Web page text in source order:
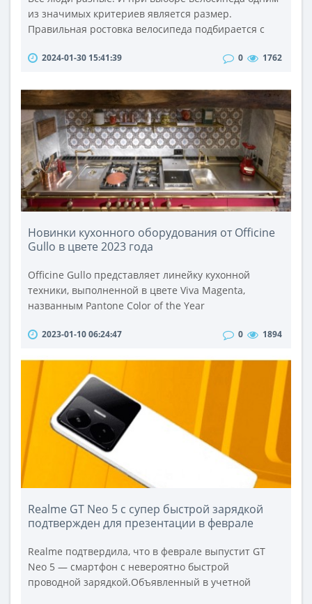
из значимых критериев является размер.
Правильная ростовка велосипеда подбирается с
могут различаться в зависимости от производителя.
современные велосипеды и другие товары для
активного отдыха, спорта. Здесь все удобно
распределено по разделам. И в каж..
2024-01-30 15:41:39 0 1762
Новинки кухонного оборудования от Officine
Gullo в цвете 2023 года
Officine Gullo представляет линейку кухонной
техники, выполненной в цвете Viva Magenta,
названным Pantone Color of the Year
Pantone, очень универсальный и в то же время
Viva Magenta, обозначенный в коде Pantone 18-1750.
Ярко-красный оттенок, вдохновленной природы и
цвета кошенили: Вива Пурпур — это символ чисто..
2023-01-10 06:24:47 0 1894
Realme GT Neo 5 с супер быстрой зарядкой
подтвержден для презентации в феврале
Realme подтвердила, что в феврале выпустит GT
Neo 5 — смартфон с невероятно быстрой
проводной зарядкой.Объявленный в учетной